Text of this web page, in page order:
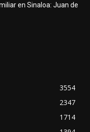
en Sinaloa: Juan de
3554
2347
1714